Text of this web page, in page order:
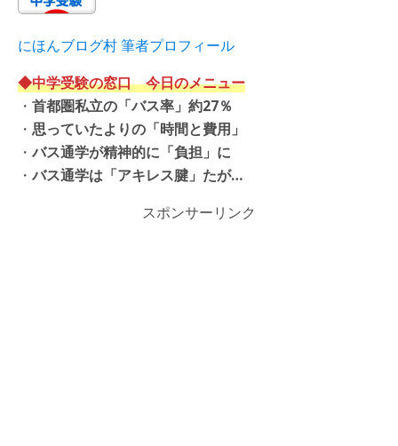
にほんブログ村 筆者プロフィール
◆中学受験の窓口 今日のメニュー
・ 首都圏私立の「バス率」約27％
・ 思っていたよりの「時間と費用」
・ バス通学が精神的に「負担」に
・ バス通学は「アキレス腱」たが…
スポンサーリンク